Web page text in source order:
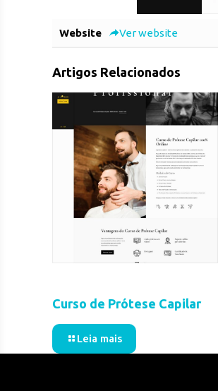
Website Ver website
Artigos Relacionados
Curso de Prótese Capilar
Leia mais